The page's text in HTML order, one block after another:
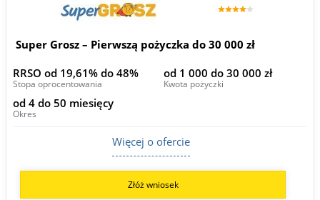
Super Grosz – Pierwszą pożyczka do 30 000 zł
RRSO od 19,61% do 48%
Stopa oprocentowania
od 1 000 do 30 000 zł
Kwota pożyczki
od 4 do 50 miesięcy
Okres
Więcej o ofercie
Złóż wniosek